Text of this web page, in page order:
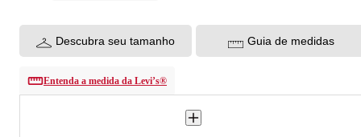
Descubra seu tamanho Guia de medidas
Entenda a medida da Levi’s®